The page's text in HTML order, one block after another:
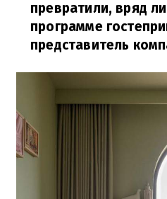
превратили, вряд
программе
представитель